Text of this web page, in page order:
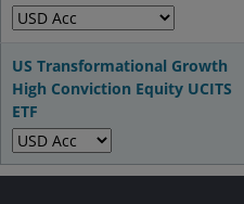
US Transformational Growth
High Conviction Equity UCITS
ETF